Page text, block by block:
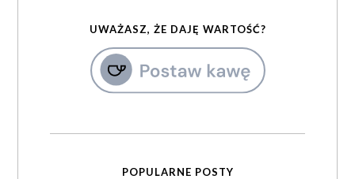
UWAŻASZ, ŻE DAJĘ WARTOŚĆ?
POPULARNE POSTY